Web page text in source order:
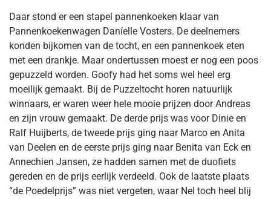
Daar stond er een stapel pannenkoeken klaar van
Pannenkoekenwagen Daníelle Vosters. De deelnemers
konden bijkomen van de tocht, en een pannenkoek eten
met een drankje. Maar ondertussen moest er nog een poos
gepuzzeld worden. Goofy had het soms wel heel erg
moeilijk gemaakt. Bij de Puzzeltocht horen natuurlijk
winnaars, er waren weer hele mooie prijzen door Andreas
en zijn vrouw gemaakt. De derde prijs was voor Dinie en
Ralf Huijberts, de tweede prijs ging naar Marco en Anita
van Deelen en de eerste prijs ging naar Benita van Eck en
Annechien Jansen, ze hadden samen met de duofiets
gereden en de prijs eerlijk verdeeld. Ook de laatste plaats
“de Poedelprijs” was niet vergeten, waar Nel toch heel blij